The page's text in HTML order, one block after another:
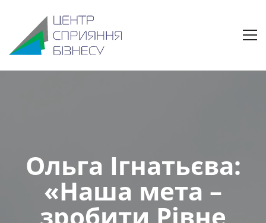
Ольга Ігнатьєва:
«Наша мета –
зробити Рівне